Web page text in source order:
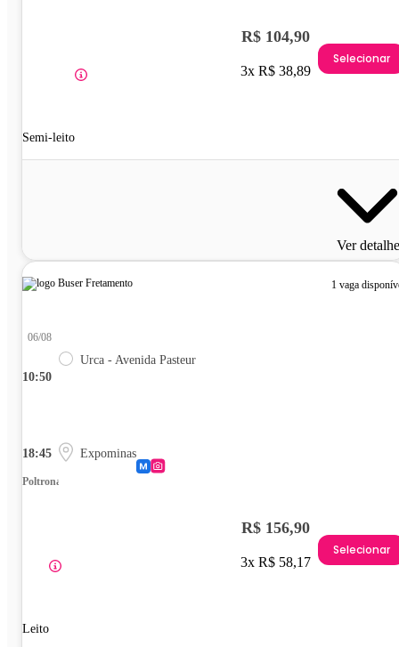
Semi-leito
R$ 104,90
3x R$ 38,89
Selecionar
Ver
1 vaga
10:50
06/08
Urca - Avenida Pasteur
18:45 Expominas
Poltrona
Leito
R$ 156,90
3x R$ 58,17
Selecionar